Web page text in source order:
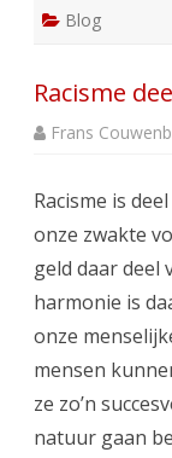
Blog
Racisme
Frans
Racisme is
onze zwakte
geld daar deel
harmonie is
onze
mensen
ze zo’n
natuur gaan